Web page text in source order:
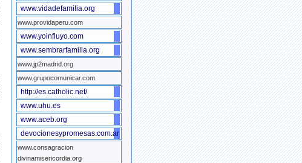
www.vidadefamilia.org
www.providaperu.com
www.yoinfluyo.com
www.sembrarfamilia.org
www.jp2madrid.org
www.grupocomunicar.com
http://es.catholic.net/
www.uhu.es
www.aceb.org
devocionesypromesas.com.ar
www.consagracion
divinamisericordia.org